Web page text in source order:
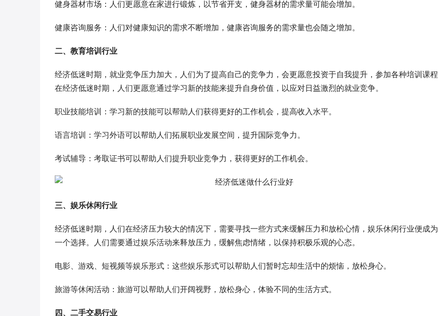
健身器材市场：人们更愿意在家进行锻炼，以节省开支，健身器材的需求量可能会增加。
健康咨询服务：人们对健康知识的需求不断增加，健康咨询服务的需求量也会随之增加。
二、教育培训行业
经济低迷时期，就业竞争压力加大，人们为了提高自己的竞争力，会更愿意投资于自我提升，参加各种培训课
在经济低迷时期，人们更愿意通过学习新的技能来提升自身价值，以应对日益激烈的就业竞争。
职业技能培训：学习新的技能可以帮助人们获得更好的工作机会，提高收入水平。
语言培训：学习外语可以帮助人们拓展职业发展空间，提升国际竞争力。
考试辅导：考取证书可以帮助人们提升职业竞争力，获得更好的工作机会。
三、娱乐休闲行业
经济低迷时期，人们在经济压力较大的情况下，需要寻找一些方式来缓解压力和放松心情，娱乐休闲行业便成
一个选择。人们需要通过娱乐活动来释放压力，缓解焦虑情绪，以保持积极乐观的心态。
电影、游戏、短视频等娱乐形式：这些娱乐形式可以帮助人们暂时忘却生活中的烦恼，放松身心。
旅游等休闲活动：旅游可以帮助人们开阔视野，放松身心，体验不同的生活方式。
四、二手交易行业